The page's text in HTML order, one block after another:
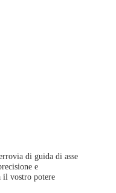
di guida di asse
e
il vostro potere